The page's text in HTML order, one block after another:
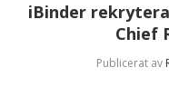
iBinder
Chief
Publicerat av